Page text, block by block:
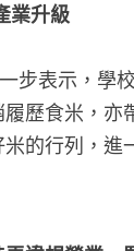
業升級
表示，學校
歷食米，
的行列，進